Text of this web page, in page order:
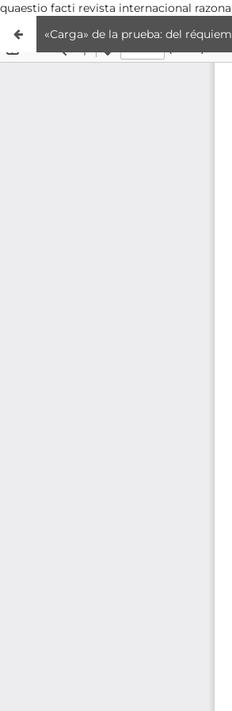
quaestio facti revista internacional
«Carga» de la prueba: del